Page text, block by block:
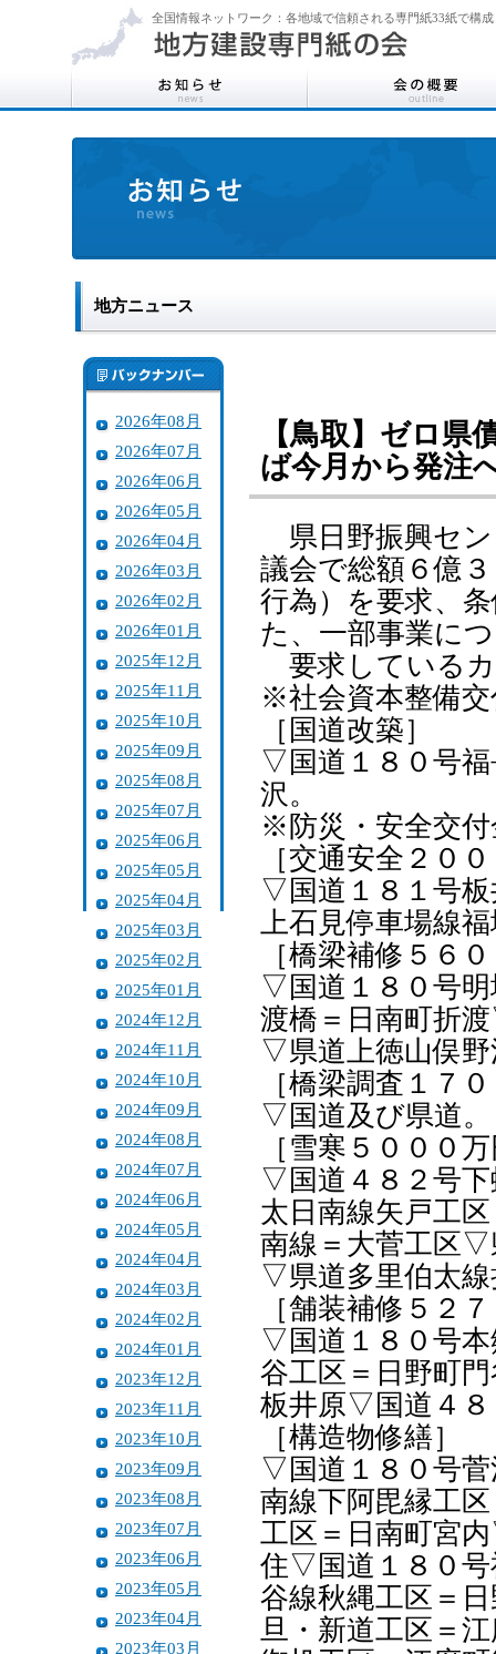
全国情報ネットワーク：各地域で信頼される専門紙33紙で構成
地方ニュース
2026年08月
2026年07月
2026年06月
2026年05月
2026年04月
2026年03月
2026年02月
2026年01月
2025年12月
2025年11月
2025年10月
2025年09月
2025年08月
2025年07月
2025年06月
2025年05月
2025年04月
2025年03月
2025年02月
2025年01月
2024年12月
2024年11月
2024年10月
2024年09月
2024年08月
2024年07月
2024年06月
2024年05月
2024年04月
2024年03月
2024年02月
2024年01月
2023年12月
2023年11月
2023年10月
2023年09月
2023年08月
2023年07月
2023年06月
2023年05月
2023年04月
2023年03月
【鳥取】ゼロ
ば今月から発注
県日野振興セン
議会で総額６億
行為）を要求、
た、一部事業に
要求している
※社会資本整備
［国道改築］
▽国道１８０号
沢。
※防災・安全交
［交通安全２０
▽国道１８１号
上石見停車場線
［橋梁補修５６
▽国道１８０号
渡橋＝日南町折
▽県道上徳山俣野
［橋梁調査１７
▽国道及び県道。
［雪寒５０００
▽国道４８２号
太日南線矢戸工
南線＝大菅工区▽
▽県道多里伯太線
［舗装補修５２
▽国道１８０号
谷工区＝日野町
板井原▽国道４８
［構造物修繕］
▽国道１８０号
南線下阿毘縁工
工区＝日南町宮
住▽国道１８０
谷線秋縄工区＝
旦・新道工区＝